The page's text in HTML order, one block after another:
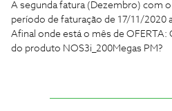
A segunda fatura (Dezembro) com
período de faturação de 17/11/2020
Afinal onde está o mês de OFERTA:
do produto NOS3i_200Megas PM?